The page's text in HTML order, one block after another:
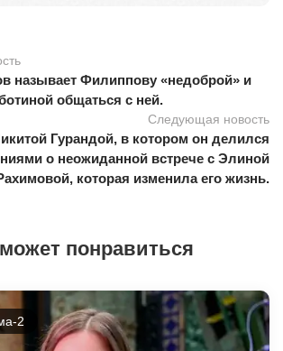
называет Филиппову «недоброй» и
общаться с ней.
Следующая новость
Гурандой, в котором он делился
о неожиданной встрече с Элиной
которая изменила его жизнь.
понравиться
2